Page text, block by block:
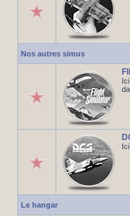
Nos autres simus
Le hangar